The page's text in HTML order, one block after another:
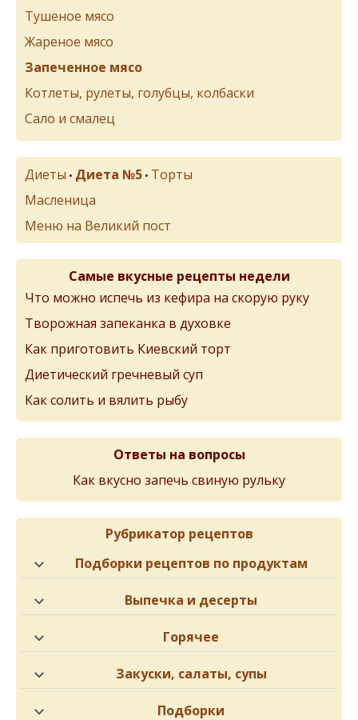
Тушеное мясо
Жареное мясо
Запеченное мясо
Котлеты, рулеты, голубцы, колбаски
Сало и смалец
Диеты • Диета №5 • Торты
Масленица
Меню на Великий пост
Самые вкусные рецепты недели
Что можно испечь из кефира на скорую руку
Творожная запеканка в духовке
Как приготовить Киевский торт
Диетический гречневый суп
Как солить и вялить рыбу
Ответы на вопросы
Как вкусно запечь свиную рульку
Рубрикатор рецептов
Подборки рецептов по продуктам
Выпечка и десерты
Горячее
Закуски, салаты, супы
Подборки